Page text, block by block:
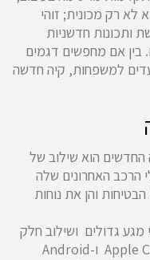
לא רק מכונית; זוהי
ותכונות חדשניות
בין אם מחפשים דגמים
למשפחות, קיה חדשה
החדשים הוא שילוב של
הרכב האחרונים שלה
והן את נוחות
גדולים ושילוב חלק
של טלפונים חכמים באמצעות Apple CarPlay ו-Android